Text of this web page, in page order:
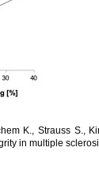
K., Strauss S.,
in multiple